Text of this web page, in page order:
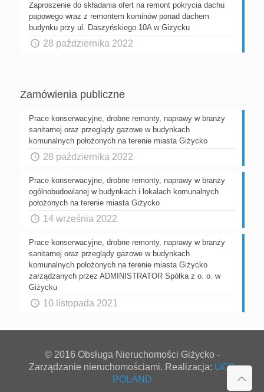
Zaproszenie do składania ofert na remont pokrycia dachu
papowego wraz z remontem kominów ponad dachem
budynku przy ul. Daszyńskiego 10A w Giżycku
28 października 2022
Zamówienia publiczne
Prace konserwacyjne, drobne remonty, naprawy w branży
sanitarnej oraz przeglądy gazowe w budynkach
komunalnych położonych na terenie miasta Giżycko
28 października 2022
Prace konserwacyjne, drobne remonty, naprawy w branży
ogólnobudowlanej w budynkach i lokalach komunalnych
położonych na terenie miasta Giżycko
14 września 2022
Prace konserwacyjne, drobne remonty, naprawy w branży
sanitarnej oraz przeglądy gazowe w budynkach
komunalnych położonych na terenie miasta Giżycko
zarządzanych przez ADMINISTRATOR Spółka z o. o. w
Giżycku
10 listopada 2021
© 2016 Obsługa Nieruchomości Giżycko -
Zarządzanie nieruchomościami. Realizacja: UCS
POLAND